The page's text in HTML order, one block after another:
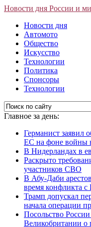
Новости дня России и
Новости дня
Автомото
Общество
Искусство
Технологии
Политика
Спонсоры
Технологии
Главное за день:
Германист заявил
ЕС на фоне войны
В Нидерландах в
Раскрыто
участников СВО
В Абу-Даби
время конфликта
Трамп допускал
начала операции
Посольство
Великобритании о